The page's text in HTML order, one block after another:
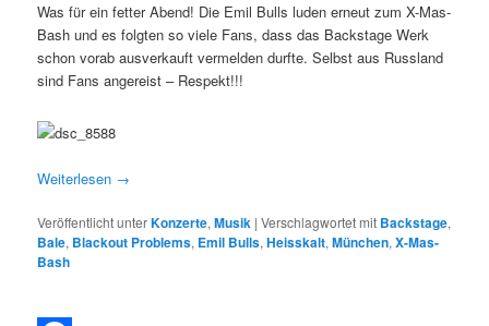
Teilen
Was für ein fetter Abend! Die Emil Bulls luden erneut zum X-Mas-
Bash und es folgten so viele Fans, dass das Backstage Werk
schon vorab ausverkauft vermelden durfte. Selbst aus Russland
sind Fans angereist – Respekt!!!
Weiterlesen →
Veröffentlicht unterKonzerte,Musik |Verschlagwortet mit Backstage,
Bale, Blackout Problems, Emil Bulls,Heisskalt,München,X-Mas-
Bash